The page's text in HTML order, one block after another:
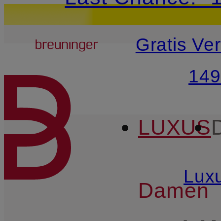
ZUM HAUPTINHALT
20€-
Breuninger
Gratis
LUXUS
Damen